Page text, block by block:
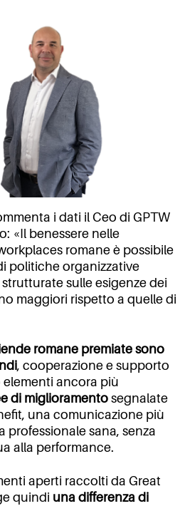
i dati il Ceo di GPTW
«Il benessere nelle
romane è possibile
politiche organizzative
strutturate sulle esigenze dei
maggiori rispetto a quelle di
romane premiate sono
, cooperazione e supporto
ancora più
di miglioramento segnalate
una comunicazione più
professionale sana, senza
alla performance.
aperti raccolti da Great
quindi una differenza di